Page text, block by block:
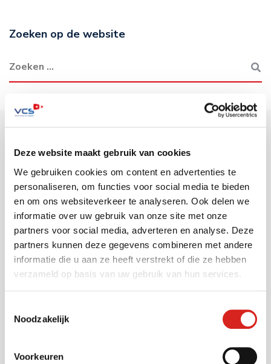
Deze website maakt gebruik van cookies
We gebruiken cookies om content en advertenties te
personaliseren, om functies voor social media te bieden
en om ons websiteverkeer te analyseren. Ook delen we
informatie over uw gebruik van onze site met onze
partners voor social media, adverteren en analyse. Deze
partners kunnen deze gegevens combineren met andere
informatie die u aan ze heeft verstrekt of die ze hebben
verzameld op basis van uw gebruik van hun services.
Noodzakelijk
Voorkeuren
Zoeken op de website
Sectoren
Gemeenten
Vervoersbedrijven
Onderwijs
Industrie
Bouwsector